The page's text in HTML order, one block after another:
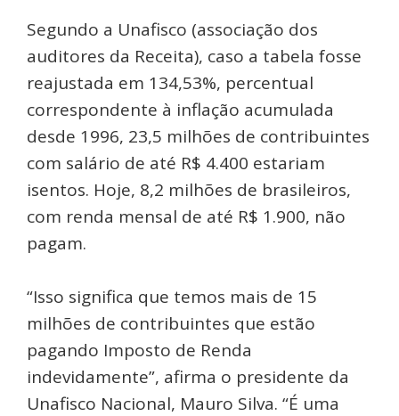
Segundo a Unafisco (associação dos
auditores da Receita), caso a tabela fosse
reajustada em 134,53%, percentual
correspondente à inflação acumulada
desde 1996, 23,5 milhões de contribuintes
com salário de até R$ 4.400 estariam
isentos. Hoje, 8,2 milhões de brasileiros,
com renda mensal de até R$ 1.900, não
pagam.
“Isso significa que temos mais de 15
milhões de contribuintes que estão
pagando Imposto de Renda
indevidamente”, afirma o presidente da
Unafisco Nacional, Mauro Silva. “É uma